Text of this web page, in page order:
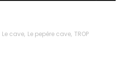
Le cave, Le pepére cave, TROP